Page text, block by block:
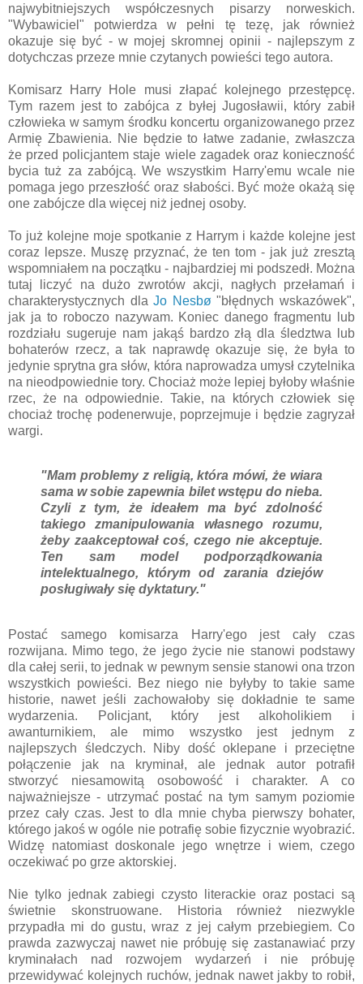
najwybitniejszych współczesnych pisarzy norweskich.
"Wybawiciel" potwierdza w pełni tę tezę, jak również
okazuje się być - w mojej skromnej opinii - najlepszym z
dotychczas przeze mnie czytanych powieści tego autora.
Komisarz Harry Hole musi złapać kolejnego przestępcę.
Tym razem jest to zabójca z byłej Jugosławii, który zabił
człowieka w samym środku koncertu organizowanego przez
Armię Zbawienia. Nie będzie to łatwe zadanie, zwłaszcza
że przed policjantem staje wiele zagadek oraz konieczność
bycia tuż za zabójcą. We wszystkim Harry'emu wcale nie
pomaga jego przeszłość oraz słabości. Być może okażą się
one zabójcze dla więcej niż jednej osoby.
To już kolejne moje spotkanie z Harrym i każde kolejne jest
coraz lepsze. Muszę przyznać, że ten tom - jak już zresztą
wspomniałem na początku - najbardziej mi podszedł. Można
tutaj liczyć na dużo zwrotów akcji, nagłych przełamań i
charakterystycznych dlaJo Nesbø "błędnych wskazówek",
jak ja to roboczo nazywam. Koniec danego fragmentu lub
rozdziału sugeruje nam jakąś bardzo złą dla śledztwa lub
bohaterów rzecz, a tak naprawdę okazuje się, że była to
jedynie sprytna gra słów, która naprowadza umysł czytelnika
na nieodpowiednie tory. Chociaż może lepiej byłoby właśnie
rzec, że na odpowiednie. Takie, na których człowiek się
chociaż trochę podenerwuje, poprzejmuje i będzie zagryzał
wargi.
"Mam problemy z religią, która mówi, że wiara
sama w sobie zapewnia bilet wstępu do nieba.
Czyli z tym, że ideałem ma być zdolność
takiego zmanipulowania własnego rozumu,
żeby zaakceptował coś, czego nie akceptuje.
Ten sam model podporządkowania
intelektualnego, którym od zarania dziejów
posługiwały się dyktatury."
Postać samego komisarza Harry'ego jest cały czas
rozwijana. Mimo tego, że jego życie nie stanowi podstawy
dla całej serii, to jednak w pewnym sensie stanowi ona trzon
wszystkich powieści. Bez niego nie byłyby to takie same
historie, nawet jeśli zachowałoby się dokładnie te same
wydarzenia. Policjant, który jest alkoholikiem i
awanturnikiem, ale mimo wszystko jest jednym z
najlepszych śledczych. Niby dość oklepane i przeciętne
połączenie jak na kryminał, ale jednak autor potrafił
stworzyć niesamowitą osobowość i charakter. A co
najważniejsze - utrzymać postać na tym samym poziomie
przez cały czas. Jest to dla mnie chyba pierwszy bohater,
którego jakoś w ogóle nie potrafię sobie fizycznie wyobrazić.
Widzę natomiast doskonale jego wnętrze i wiem, czego
oczekiwać po grze aktorskiej.
Nie tylko jednak zabiegi czysto literackie oraz postaci są
świetnie skonstruowane. Historia również niezwykle
przypadła mi do gustu, wraz z jej całym przebiegiem. Co
prawda zazwyczaj nawet nie próbuję się zastanawiać przy
kryminałach nad rozwojem wydarzeń i nie próbuję
przewidywać kolejnych ruchów, jednak nawet jakby to robił,